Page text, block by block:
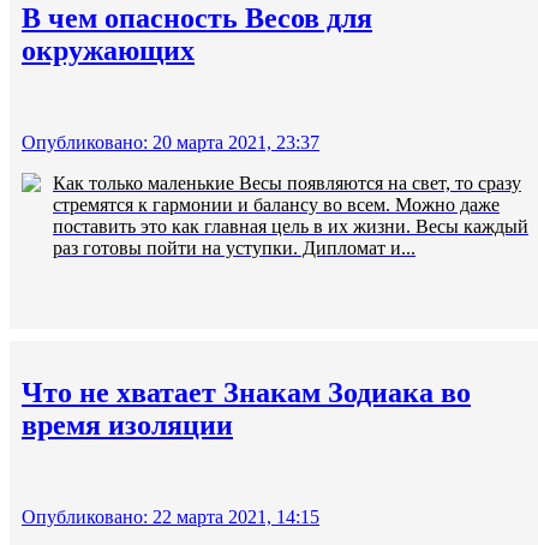
В чем опасность Весов для
окружающих
Опубликовано: 20 марта 2021, 23:37
Как только маленькие Весы появляются на свет, то сразу
стремятся к гармонии и балансу во всем. Можно даже
поставить это как главная цель в их жизни. Весы каждый
раз готовы пойти на уступки. Дипломат и...
Что не хватает Знакам Зодиака во
время изоляции
Опубликовано: 22 марта 2021, 14:15